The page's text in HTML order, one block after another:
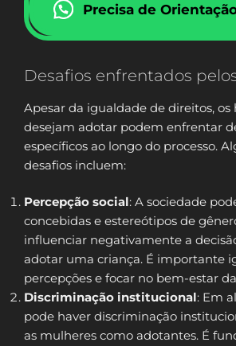
Precisa de
Desafios enfrentados
Apesar da igualdade de direitos,
desejam adotar podem enfrentar
específicos ao longo do processo.
desafios incluem:
Percepção social: A sociedade
concebidas e estereótipos de
influenciar negativamente a
adotar uma criança. É importante
percepções e focar no bem-estar
Discriminação institucional: Em
pode haver discriminação
as mulheres como adotantes. É